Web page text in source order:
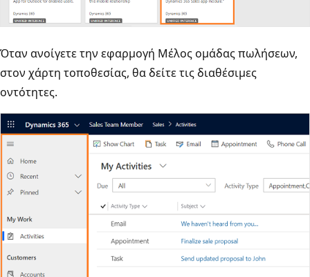
Όταν ανοίγετε την εφαρμογή Μέλος ομάδας πωλήσεων,
στον χάρτη τοποθεσίας, θα δείτε τις διαθέσιμες
οντότητες.